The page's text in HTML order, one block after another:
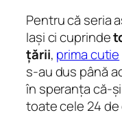
Pentru că seria
Iași ci cuprinde
țării, prima cutie
s-au dus până
în speranța că-
toate cele 24 de